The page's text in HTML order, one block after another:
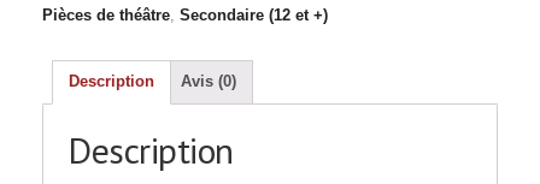
Pièces de théâtre, Secondaire (12 et +)
Description Avis (0)
Description